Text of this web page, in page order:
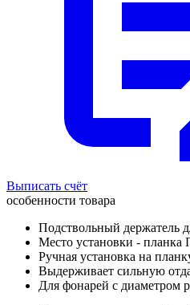
Выписать счёт
особенности товара
Подствольный держатель
Место установки -
Ручная установка на
Выдерживает сильную
Для фонарей с диаметром